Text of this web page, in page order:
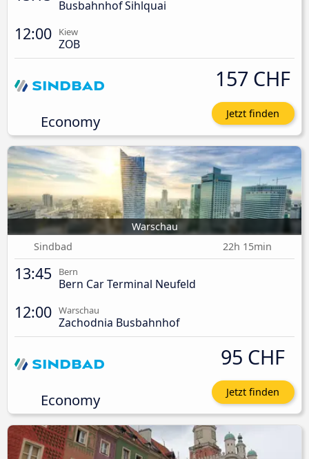
Busbahnhof Sihlquai
12:00 Kiew
ZOB
Economy
157 CHF
Jetzt finden
Warschau
Sindbad
22h 15min
13:45 Bern
Bern Car Terminal Neufeld
12:00 Warschau
Zachodnia Busbahnhof
Economy
95 CHF
Jetzt finden